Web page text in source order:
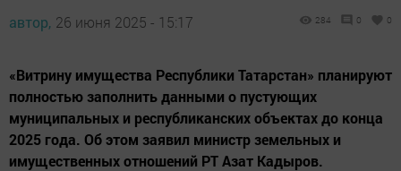
автор, 26 июня 2025 - 15:17 284 0 0
«Витрину имущества Республики Татарстан» планируют
полностью заполнить данными о пустующих
муниципальных и республиканских объектах до конца
2025 года. Об этом заявил министр земельных и
имущественных отношений РТ Азат Кадыров.